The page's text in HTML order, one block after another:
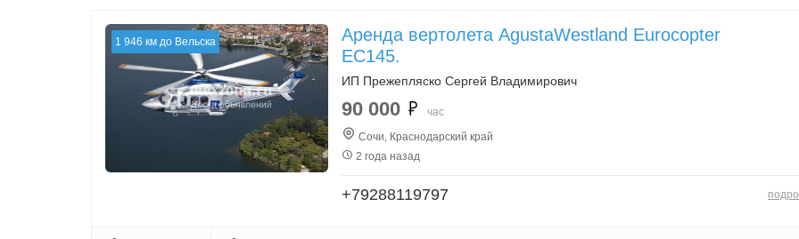
1 946 км до Вельска
Аренда вертолета AgustaWestland Eurocopter
EC145.
ИП Прежепляско Сергей Владимирович
90 000
час
Сочи, Краснодарский край
2 года назад
+79288119797